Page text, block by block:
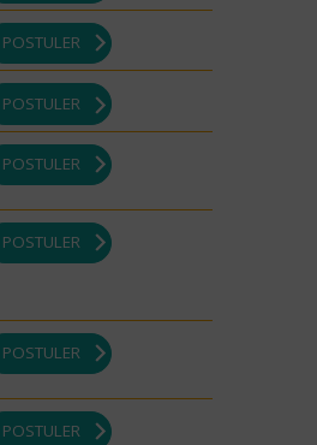
POSTULER
POSTULER
POSTULER
POSTULER
POSTULER
POSTULER